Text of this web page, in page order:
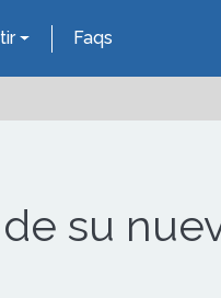
Faqs
su